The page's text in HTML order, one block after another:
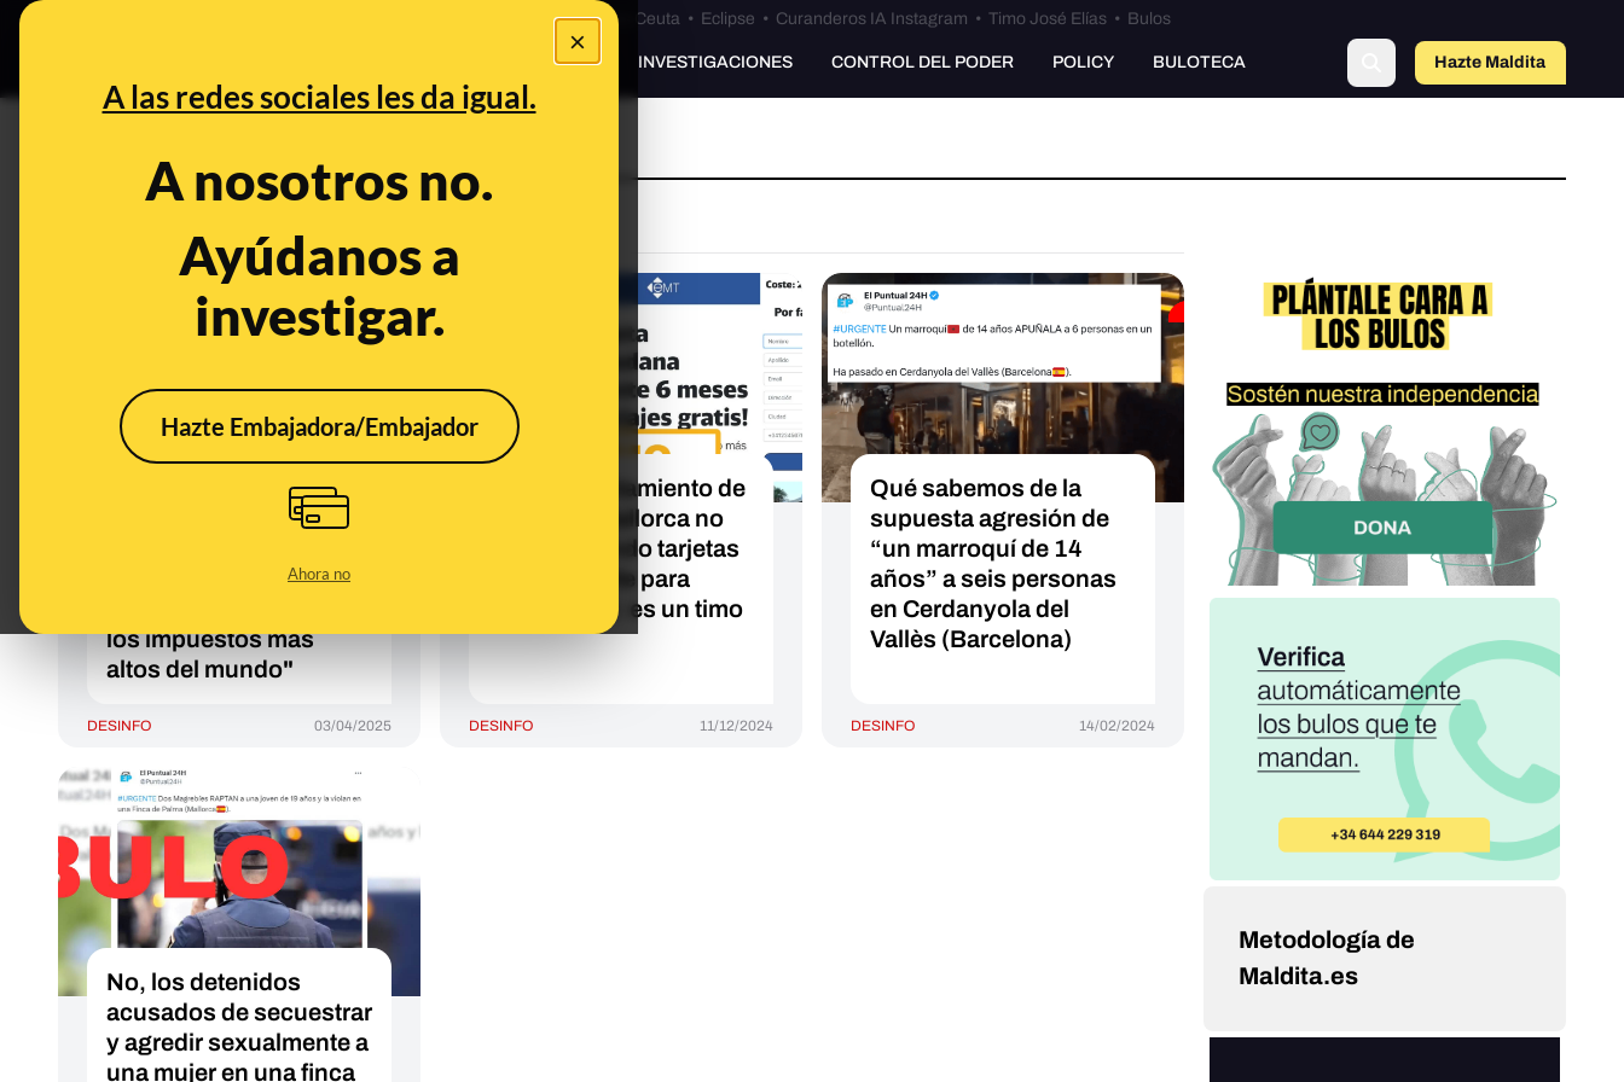
×
A las redes sociales les da igual.
A nosotros no.
Ayúdanos a
investigar.
Hazte Embajadora/Embajador
Ahora no
Especial Ceuta•Bulos Ceuta • Eclipse • Curanderos IA Instagram • Timo José Elías • Bulos
PREBUNKING INVESTIGACIONES CONTROL DEL PODER POLICY BULOTECA Hazte Maldita
Palma de Mallorca
Qué sabemos sobre
que los bazares chinos
"se avecina una guerra"
los impuestos más
altos del mundo"
DESINFO 03/04/2025
No, el Ayuntamiento de
Palma de Mallorca no
está regalando tarjetas
de transporte para
viajar gratis: es un timo
DESINFO 11/12/2024
Qué sabemos de la
supuesta agresión de
“un marroquí de 14
años” a seis personas
en Cerdanyola del
Vallès (Barcelona)
DESINFO 14/02/2024
No, los detenidos
acusados de secuestrar
y agredir sexualmente a
una mujer en una finca
Metodología de
Maldita.es